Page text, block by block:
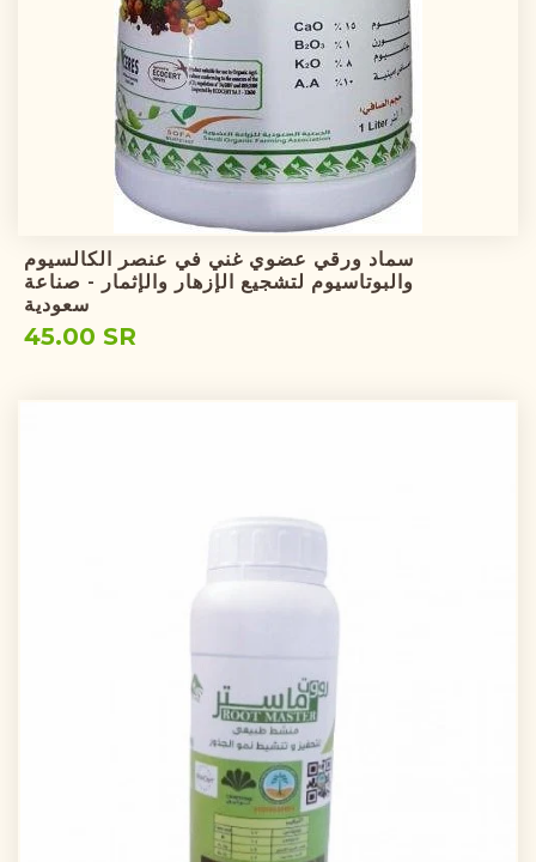
سماد ورقي عضوي غني في عنصر الكالسيوم
والبوتاسيوم لتشجيع الإزهار والإثمار - صناعة
سعودية
45.00 SR